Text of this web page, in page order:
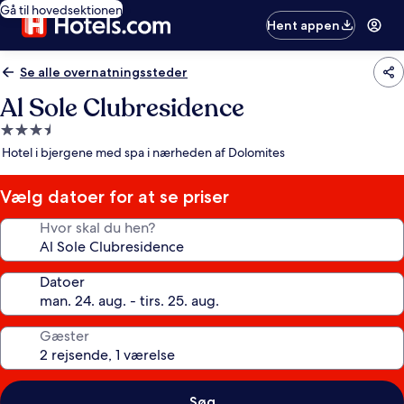
Gå til hovedsektionen
Hent appen
Se alle overnatningssteder
Al Sole Clubresidence
3.5-
stjernet
Hotel i bjergene med spa i nærheden af Dolomites
Vælg datoer for at se priser
Hvor skal du hen?
Datoer
Gæster